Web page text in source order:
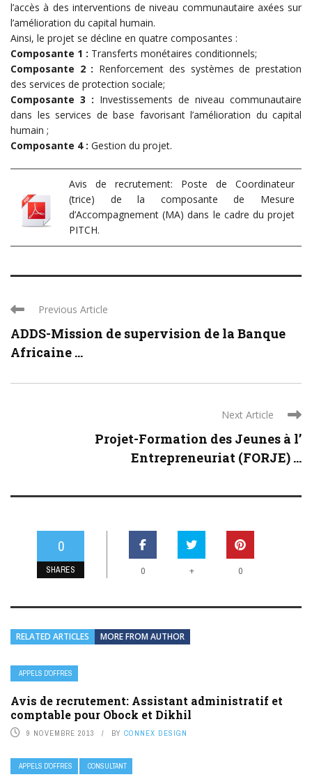
l’accès à des interventions de niveau communautaire axées sur
l’amélioration du capital humain.
Ainsi, le projet se décline en quatre composantes :
Composante 1 : Transferts monétaires conditionnels;
Composante 2 : Renforcement des systèmes de prestation
des services de protection sociale;
Composante 3 : Investissements de niveau communautaire
dans les services de base favorisant l’amélioration du capital
humain ;
Composante 4 : Gestion du projet.
Avis de recrutement: Poste de Coordinateur
(trice) de la composante de Mesure
d’Accompagnement (MA) dans le cadre du projet
PITCH.
Previous Article
ADDS-Mission de supervision de la Banque
Africaine ...
Next Article
Projet-Formation des Jeunes à l’
Entrepreneuriat (FORJE) ...
0
SHARES 0 + 0
RELATED ARTICLES MORE FROM AUTHOR
APPELS D’OFFRES
Avis de recrutement: Assistant administratif et
comptable pour Obock et Dikhil
9 NOVEMBRE 2013 BY CONNEX DESIGN
APPELS D’OFFRES CONSULTANT